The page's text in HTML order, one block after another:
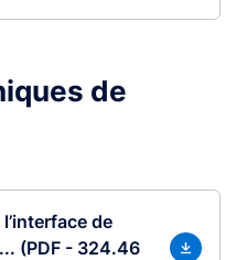
de
de
(PDF - 324.46